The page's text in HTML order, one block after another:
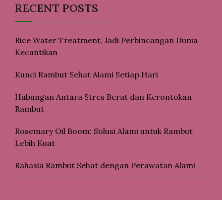
RECENT POSTS
Rice Water Treatment, Jadi Perbincangan Dunia
Kecantikan
Kunci Rambut Sehat Alami Setiap Hari
Hubungan Antara Stres Berat dan Kerontokan
Rambut
Rosemary Oil Boom: Solusi Alami untuk Rambut
Lebih Kuat
Rahasia Rambut Sehat dengan Perawatan Alami